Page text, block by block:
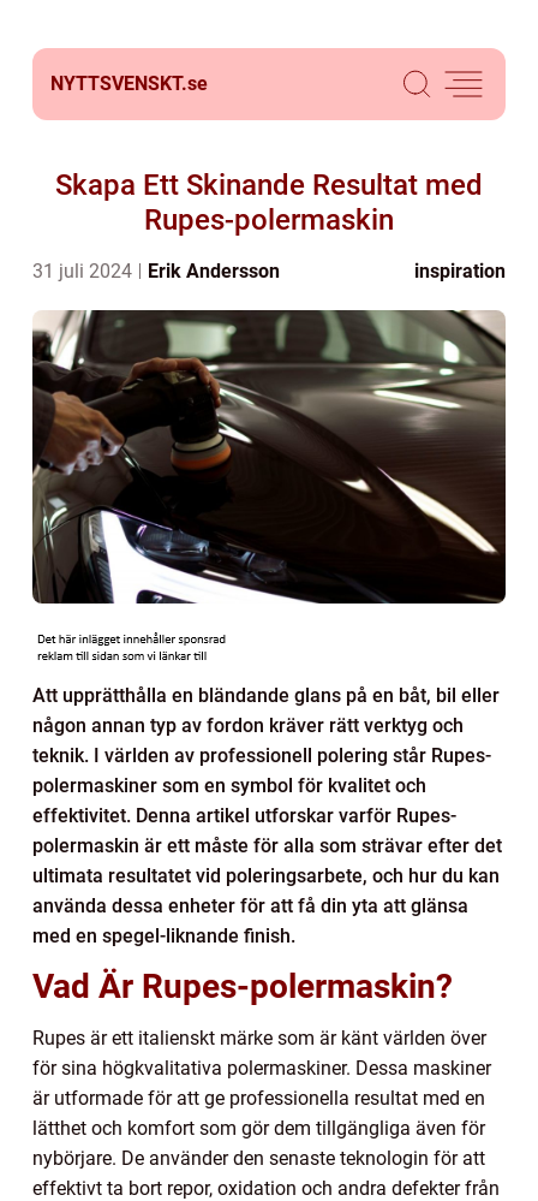
NYTTSVENSKT.se
Skapa Ett Skinande Resultat med
Rupes-polermaskin
31 juli 2024 Erik Andersson inspiration
Att upprätthålla en bländande glans på en båt, bil eller
någon annan typ av fordon kräver rätt verktyg och
teknik. I världen av professionell polering står Rupes-
polermaskiner som en symbol för kvalitet och
effektivitet. Denna artikel utforskar varför Rupes-
polermaskin är ett måste för alla som strävar efter det
ultimata resultatet vid poleringsarbete, och hur du kan
använda dessa enheter för att få din yta att glänsa
med en spegel-liknande finish.
Vad Är Rupes-polermaskin?
Rupes är ett italienskt märke som är känt världen över
för sina högkvalitativa polermaskiner. Dessa maskiner
är utformade för att ge professionella resultat med en
lätthet och komfort som gör dem tillgängliga även för
nybörjare. De använder den senaste teknologin för att
effektivt ta bort repor, oxidation och andra defekter från